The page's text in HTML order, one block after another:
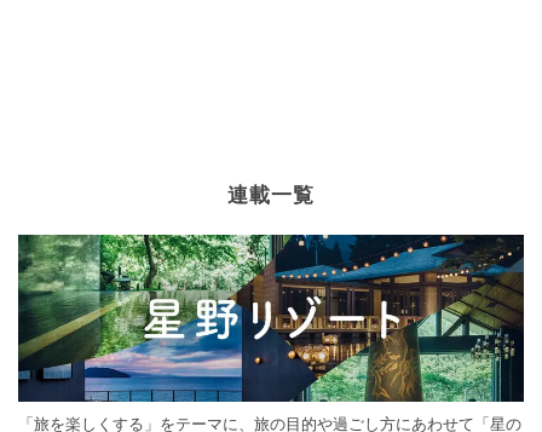
連載一覧
「旅を楽しくする」をテーマに、旅の目的や過ごし方にあわせて「星の